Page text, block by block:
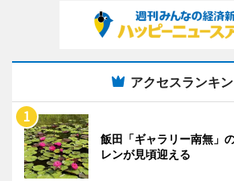
アクセスランキ
飯田「ギャラリー南無」
レンが見頃迎える